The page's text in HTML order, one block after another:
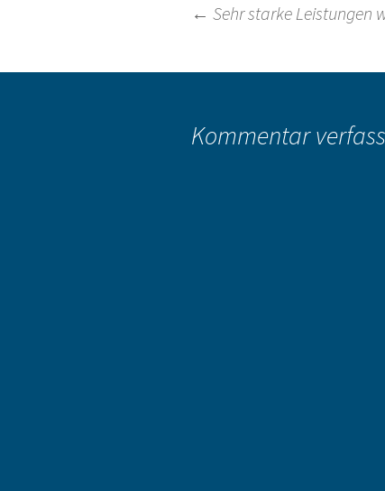
← Sehr starke Leistungen
Kommentar